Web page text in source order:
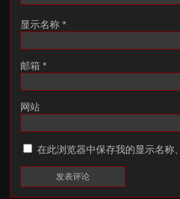
显示名称 *
邮箱 *
网站
在此浏览器中保存我的显示名称